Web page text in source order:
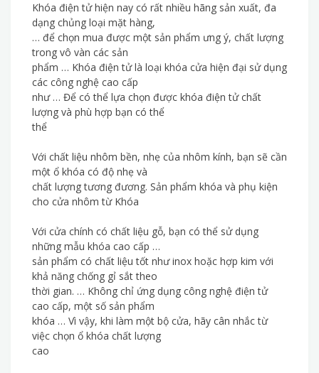
Khóa điện tử hiện nay có rất nhiều hãng sản xuất, đa
dạng chủng loại mặt hàng,
… để chọn mua được một sản phẩm ưng ý, chất lượng
trong vô vàn các sản
phẩm … Khóa điện tử là loại khóa cửa hiện đại sử dụng
các công nghệ cao cấp
như … Để có thể lựa chọn được khóa điện tử chất
lượng và phù hợp bạn có thể
thể
Với chất liệu nhôm bền, nhẹ của nhôm kính, bạn sẽ cần
một ổ khóa có độ nhẹ và
chất lượng tương đương. Sản phẩm khóa và phụ kiện
cho cửa nhôm từ Khóa
Với cửa chính có chất liệu gỗ, bạn có thể sử dụng
những mẫu khóa cao cấp …
sản phẩm có chất liệu tốt như inox hoặc hợp kim với
khả năng chống gỉ sắt theo
thời gian. … Không chỉ ứng dụng công nghệ điện tử
cao cấp, một số sản phẩm
khóa … Vì vậy, khi làm một bộ cửa, hãy cân nhắc từ
việc chọn ổ khóa chất lượng
cao